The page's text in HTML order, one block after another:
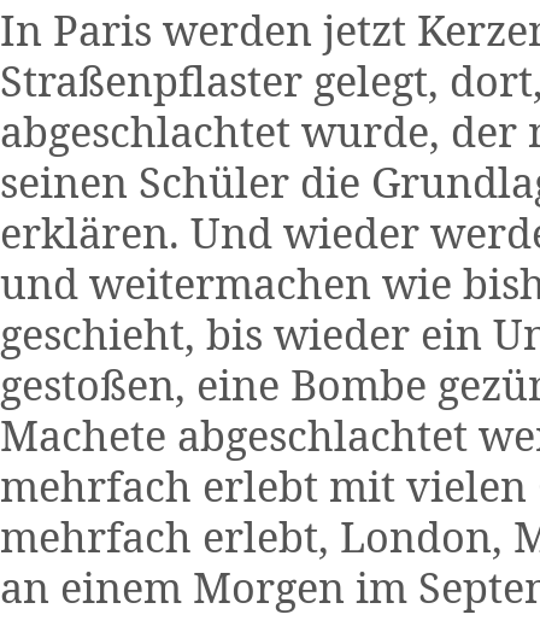
In Paris werden jetzt
Straßenpflaster gelegt,
abgeschlachtet wurde, der
seinen Schüler die
erklären. Und wieder
und weitermachen wie
geschieht, bis wieder ein
gestoßen, eine Bombe
Machete abgeschlachtet
mehrfach erlebt mit vielen
mehrfach erlebt, London,
an einem Morgen im